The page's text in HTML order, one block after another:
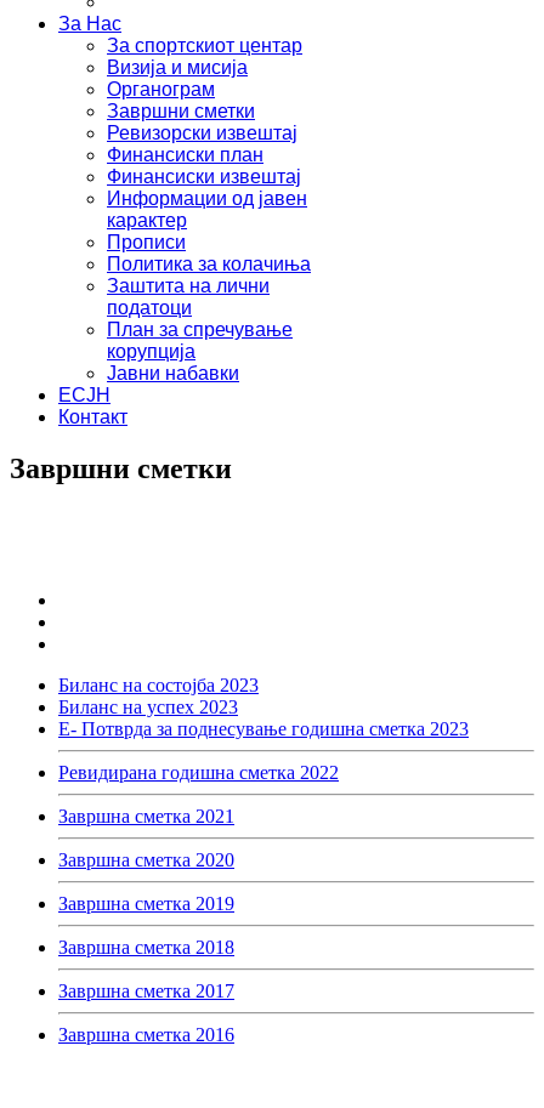
За Нас
За спортскиот центар
Визија и мисија
Органограм
Завршни сметки
Ревизорски извештај
Финансиски план
Финансиски извештај
Информации од јавен
карактер
Прописи
Политика за колачиња
Заштита на лични
податоци
План за спречување
корупција
Јавни набавки
ЕСЈН
Контакт
Завршни сметки
Биланс на состојба 2023
Биланс на успех 2023
Е- Потврда за поднесување годишна сметка 2023
Ревидирана годишна сметка 2022
Завршна сметка 2021
Завршна сметка 2020
Завршна сметка 2019
Завршна сметка 2018
Завршна сметка 2017
Завршна сметка 2016